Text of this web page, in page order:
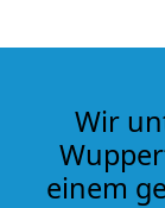
Wir
einem